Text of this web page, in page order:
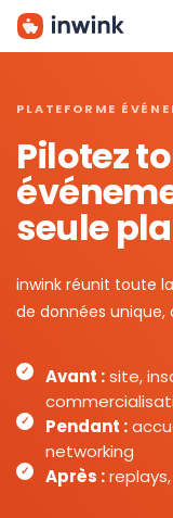
Skip
PLATEFORME
Pilotez
seule
inwink réunit toute
de données unique,
Avant :site,
Pendant :
networking
Après :